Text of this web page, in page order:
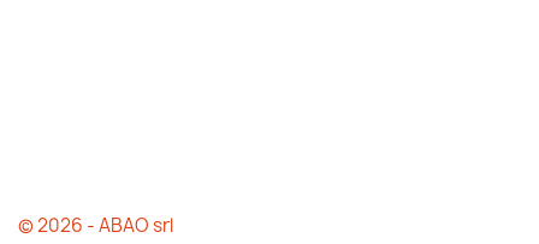
© 2026 - ABAO srl